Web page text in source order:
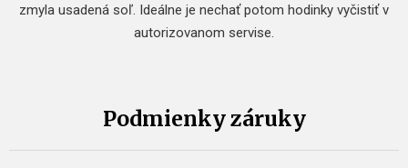
zmyla usadená soľ. Ideálne je nechať potom hodinky vyčistiť v
autorizovanom servise.
Podmienky záruky